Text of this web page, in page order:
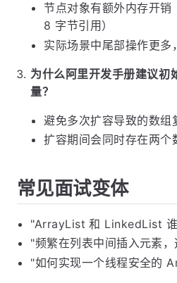
节点对象有额外内存开
8 字节引用）
实际场景中尾部操作更多，
为什么阿里开发手册建议
量？
避免多次扩容导致的数组
扩容期间会同时存在两个
常见面试变体
"ArrayList 和 LinkedList
"频繁在列表中间插入元素
"如何实现一个线程安全的